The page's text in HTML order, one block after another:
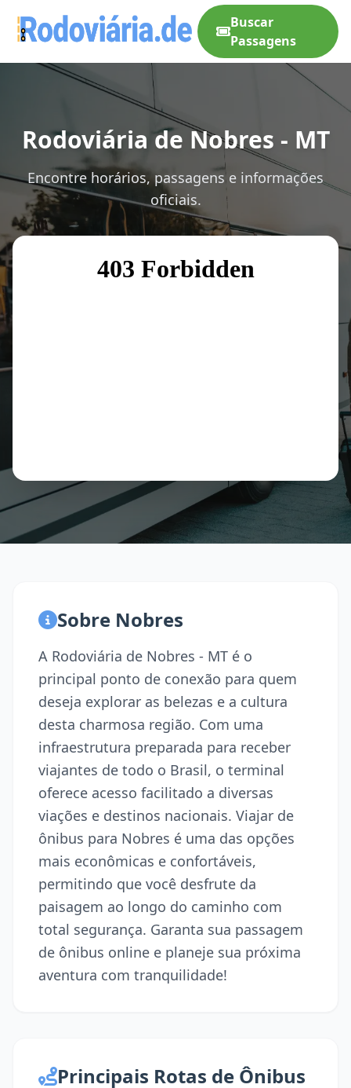
Buscar
Passagens
Rodoviária de Nobres - MT
Encontre horários, passagens e informações
oficiais.
Sobre Nobres
A Rodoviária de Nobres - MT é o
principal ponto de conexão para quem
deseja explorar as belezas e a cultura
desta charmosa região. Com uma
infraestrutura preparada para receber
viajantes de todo o Brasil, o terminal
oferece acesso facilitado a diversas
viações e destinos nacionais. Viajar de
ônibus para Nobres é uma das opções
mais econômicas e confortáveis,
permitindo que você desfrute da
paisagem ao longo do caminho com
total segurança. Garanta sua passagem
de ônibus online e planeje sua próxima
aventura com tranquilidade!
Principais Rotas de Ônibus